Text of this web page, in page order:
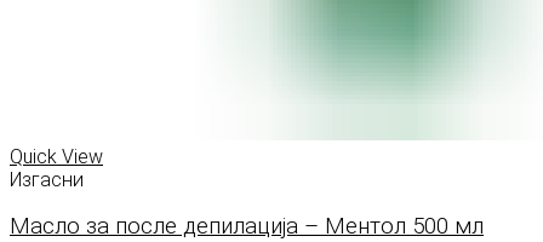
Quick View
Изгасни
Масло за после депилација – Ментол 500 мл